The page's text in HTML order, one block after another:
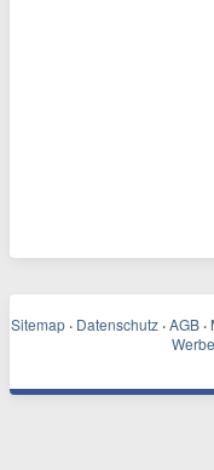
Sitemap · Datenschutz · AGB ·